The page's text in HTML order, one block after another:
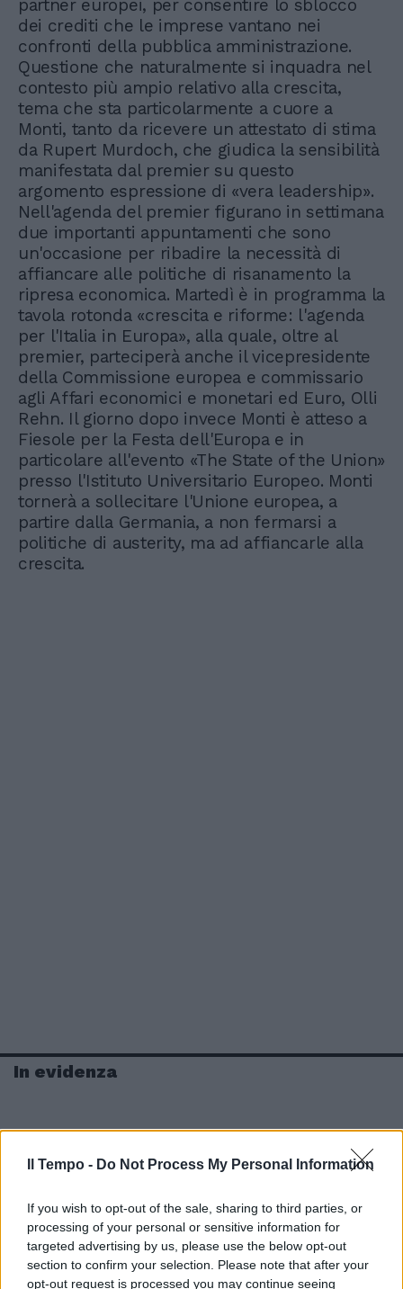
Il Tempo - Do Not Process My Personal Information
If you wish to opt-out of the sale, sharing to third parties, or
processing of your personal or sensitive information for
targeted advertising by us, please use the below opt-out
section to confirm your selection. Please note that after your
opt-out request is processed you may continue seeing
partner europei, per consentire lo sblocco
dei crediti che le imprese vantano nei
confronti della pubblica amministrazione.
Questione che naturalmente si inquadra nel
contesto più ampio relativo alla crescita,
tema che sta particolarmente a cuore a
Monti, tanto da ricevere un attestato di stima
da Rupert Murdoch, che giudica la sensibilità
manifestata dal premier su questo
argomento espressione di «vera leadership».
Nell'agenda del premier figurano in settimana
due importanti appuntamenti che sono
un'occasione per ribadire la necessità di
affiancare alle politiche di risanamento la
ripresa economica. Martedì è in programma la
tavola rotonda «crescita e riforme: l'agenda
per l'Italia in Europa», alla quale, oltre al
premier, parteciperà anche il vicepresidente
della Commissione europea e commissario
agli Affari economici e monetari ed Euro, Olli
Rehn. Il giorno dopo invece Monti è atteso a
Fiesole per la Festa dell'Europa e in
particolare all'evento «The State of the Union»
presso l'Istituto Universitario Europeo. Monti
tornerà a sollecitare l'Unione europea, a
partire dalla Germania, a non fermarsi a
politiche di austerity, ma ad affiancarle alla
crescita.
In evidenza